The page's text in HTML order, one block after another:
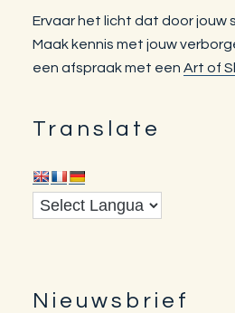
Ervaar het licht dat door jouw
Maak kennis met jouw
een afspraak met een Art of
Translate
Nieuwsbrief